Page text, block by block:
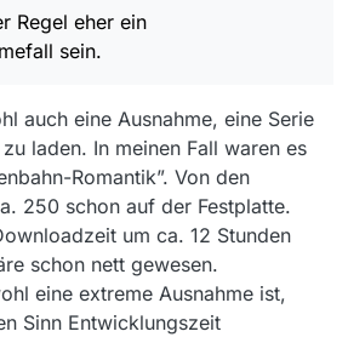
man nicht vor dem Rechner sitzt. Das
eher ein Einzelfall/Ausnahmefall
Regel eher ein
sein.
auch eine Ausnahme, eine Serie
laden. In meinen Fall waren es
Romantik”. Von den
250 schon auf der Festplatte.
um ca. 12 Stunden
schon nett gewesen.
eine extreme Ausnahme ist,
Sinn Entwicklungszeit